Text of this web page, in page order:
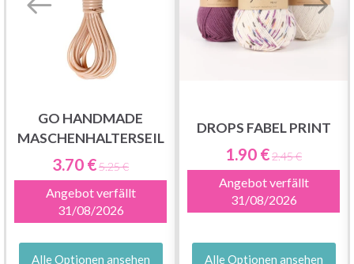
GO HANDMADE
MASCHENHALTERSEIL
3.70 €5.25 €
Angebot verfällt
31/08/2026
Alle Optionen ansehen
DROPS FABEL PRINT
1.90 €2.45 €
Angebot verfällt
31/08/2026
Alle Optionen ansehen